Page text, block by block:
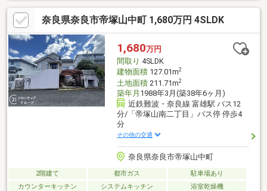
奈良県奈良市帝塚山中町 1,680万円 4SLDK
1,680万円
間取り 4SLDK
建物面積127.01m2
土地面積211.71m2
築年月 1988年3月(築38年6ヶ月)
近鉄難波・奈良線 富雄駅 バス12
分/「帝塚山南二丁目」バス停 停歩4
分
その他の交通
奈良県奈良市帝塚山中町
2階建て 都市ガス
駐車場あり
カウンターキッチン
システムキッチン 浴室乾燥機